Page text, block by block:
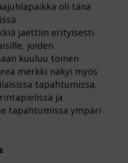
oli tänä
jaettiin erityisesti
joiden
kuuluu toinen
merkki näkyi myös
tapahtumissa,
ja
tapahtumissa ympäri